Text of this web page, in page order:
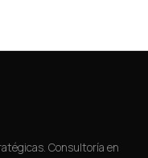
Consultoría en